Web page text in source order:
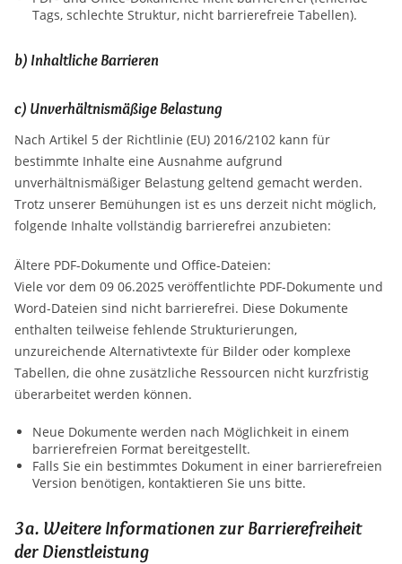
Tags, schlechte Struktur, nicht barrierefreie Tabellen).
b) Inhaltliche Barrieren
c) Unverhältnismäßige Belastung
Nach Artikel 5 der Richtlinie (EU) 2016/2102 kann für
bestimmte Inhalte eine Ausnahme aufgrund
unverhältnismäßiger Belastung geltend gemacht werden.
Trotz unserer Bemühungen ist es uns derzeit nicht möglich,
folgende Inhalte vollständig barrierefrei anzubieten:
Ältere PDF-Dokumente und Office-Dateien:
Viele vor dem 09 06.2025 veröffentlichte PDF-Dokumente und
Word-Dateien sind nicht barrierefrei. Diese Dokumente
enthalten teilweise fehlende Strukturierungen,
unzureichende Alternativtexte für Bilder oder komplexe
Tabellen, die ohne zusätzliche Ressourcen nicht kurzfristig
überarbeitet werden können.
Neue Dokumente werden nach Möglichkeit in einem
barrierefreien Format bereitgestellt.
Falls Sie ein bestimmtes Dokument in einer barrierefreien
Version benötigen, kontaktieren Sie uns bitte.
3a. Weitere Informationen zur Barrierefreiheit
der Dienstleistung